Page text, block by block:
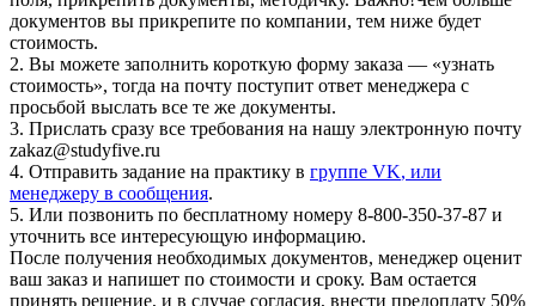
документов вы прикрепите по компании, тем ниже будет
стоимость.
2. Вы можете заполнить короткую форму заказа — «узнать
стоимость», тогда на почту поступит ответ менеджера с
просьбой выслать все те же документы.
3. Прислать сразу все требования на нашу электронную почту
zakaz@studyfive.ru
4. Отправить задание на практику в группе VK, или
менеджеру в сообщения.
5. Или позвонить по бесплатному номеру 8-800-350-37-87 и
уточнить все интересующую информацию.
После получения необходимых документов, менеджер оценит
ваш заказ и напишет по стоимости и сроку. Вам остается
принять решение, и в случае согласия, внести предоплату 50%